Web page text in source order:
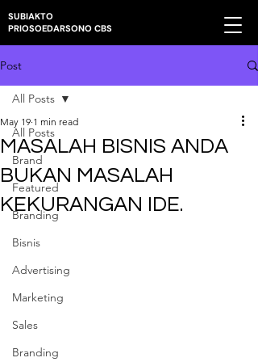
SUBIAKTO
PRIOSOEDARSONO CBS
Post
All Posts
Brand
Featured
Branding
Bisnis
Advertising
Marketing
Sales
Branding
All Posts
MASALAH BISNIS ANDA
BUKAN MASALAH
KEKURANGAN IDE.
May 19 1 min read